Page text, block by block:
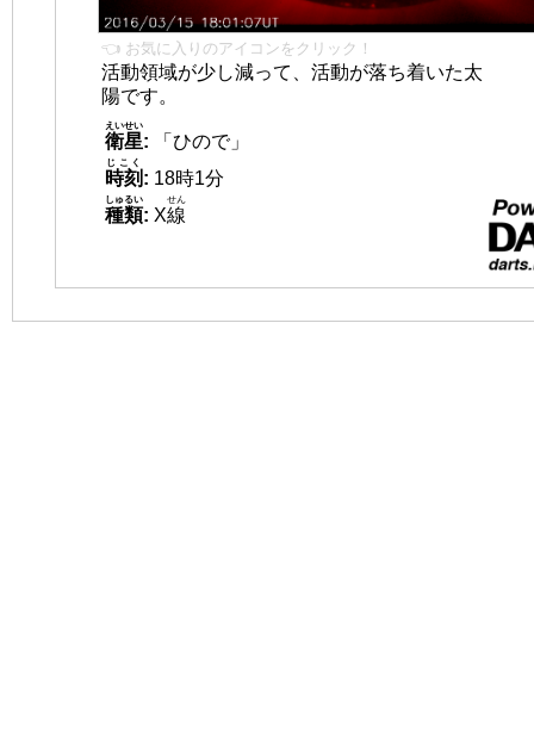
👈 お気に入りのアイコンをクリック！
活動領域が少し減って、活動が落ち着いた太
陽です。
衛星
えいせい
:
「ひので」
時刻
じこく
: 18時1分
種類
しゅるい
: X線
せん